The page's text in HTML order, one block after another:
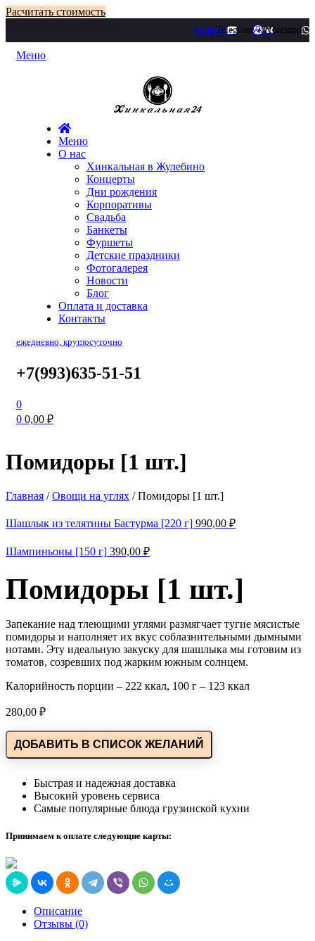
Расчитать стоимость
YoutubeTelegramVkWhatsapp
Меню
Меню
О нас
Хинкальная в Жулебино
Концерты
Дни рождения
Корпоративы
Свадьба
Банкеты
Фуршеты
Детские праздники
Фотогалерея
Новости
Блог
Оплата и доставка
Контакты
ежедневно, круглосуточно
+7(993)635-51-51
0
0 0,00 ₽
Помидоры [1 шт.]
Главная /Овощи на углях /Помидоры [1 шт.]
Шашлык из телятины Бастурма [220 г] 990,00 ₽
Шампиньоны [150 г] 390,00 ₽
Помидоры [1 шт.]
Запекание над тлеющими углями размягчает тугие мясистые
помидоры и наполняет их вкус соблазнительными дымными
нотами. Эту идеальную закуску для шашлыка мы готовим из
томатов, созревших под жарким южным солнцем.
Калорийность порции – 222 ккал, 100 г – 123 ккал
280,00 ₽
ДОБАВИТЬ В СПИСОК ЖЕЛАНИЙ
Быстрая и надежная доставка
Высокий уровень сервиса
Самые популярные блюда грузинской кухни
Принимаем к оплате следующие карты:
Описание
Отзывы (0)